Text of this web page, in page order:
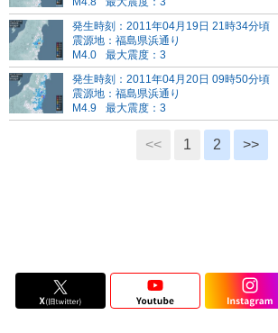
発生時刻：2011年04月19日 21時34分頃
震源地：福島県浜通り
M4.0
最大震度：3
発生時刻：2011年04月20日 09時50分頃
震源地：福島県浜通り
M4.9
最大震度：3
<< 1 2 >>